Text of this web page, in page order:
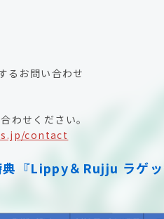
るお問い合わせ
わせください。
contact
『Lippy＆Rujju ラゲッ